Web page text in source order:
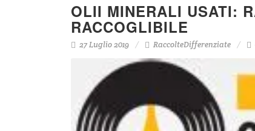
OLII MINERALI USATI:
RACCOGLIBILE
27 Luglio 2019 RaccolteDifferenziate